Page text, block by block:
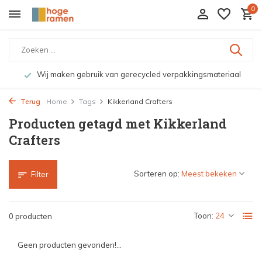
0
Wij maken gebruik van gerecycled verpakkingsmateriaal
Terug Home Tags Kikkerland Crafters
Producten getagd met Kikkerland
Crafters
Filter
0 producten Toon:
Sorteren op:
Geen producten gevonden!...